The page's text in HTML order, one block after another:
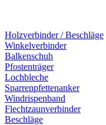
Holzverbinder / Beschläge
Winkelverbinder
Balkenschuh
Pfostenträger
Lochbleche
Sparrenpfettenanker
Windrispenband
Flechtzaunverbinder
Beschläge